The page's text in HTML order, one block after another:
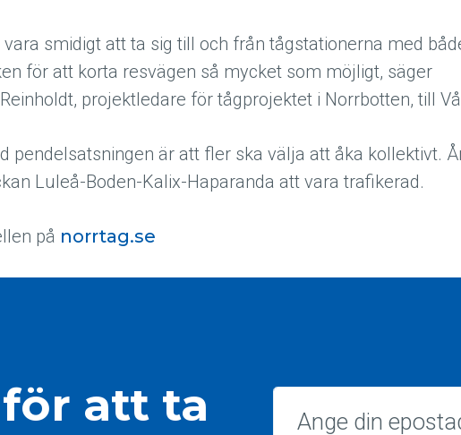
vara smidigt att ta sig till och från tågstationerna med
för att korta resvägen så mycket som möjligt, säger
projektledare för tågprojektet i Norrbotten, till
pendelsatsningen är att fler ska välja att åka kollektivt.
Luleå-Boden-Kalix-Haparanda att vara trafikerad.
på norrtag.se
att ta